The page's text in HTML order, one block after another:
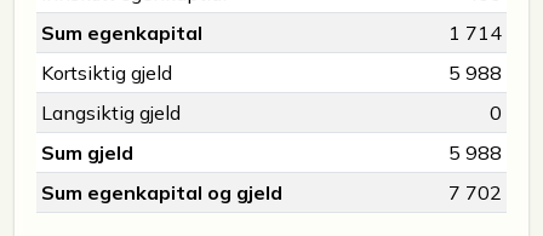
Sum egenkapital
1 714
Kortsiktig gjeld
5 988
Langsiktig gjeld
0
Sum gjeld
5 988
Sum egenkapital og gjeld
7 702